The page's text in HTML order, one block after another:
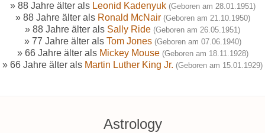
» 88 Jahre älter als Leonid Kadenyuk (Geboren am 28.01.1951)
» 88 Jahre älter als Ronald McNair (Geboren am 21.10.1950)
» 88 Jahre älter als Sally Ride (Geboren am 26.05.1951)
» 77 Jahre älter als Tom Jones (Geboren am 07.06.1940)
» 66 Jahre älter als Mickey Mouse (Geboren am 18.11.1928)
» 66 Jahre älter als Martin Luther King Jr. (Geboren am 15.01.1929)
Astrology